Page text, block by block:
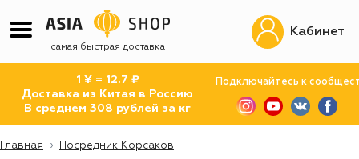
самая быстрая доставка
1 ¥ = 12.7 ₽
Доставка из Китая в Россию
В среднем 308 рублей за кг
Подключайтесь к
Кабинет
Главная Посредник Корсаков